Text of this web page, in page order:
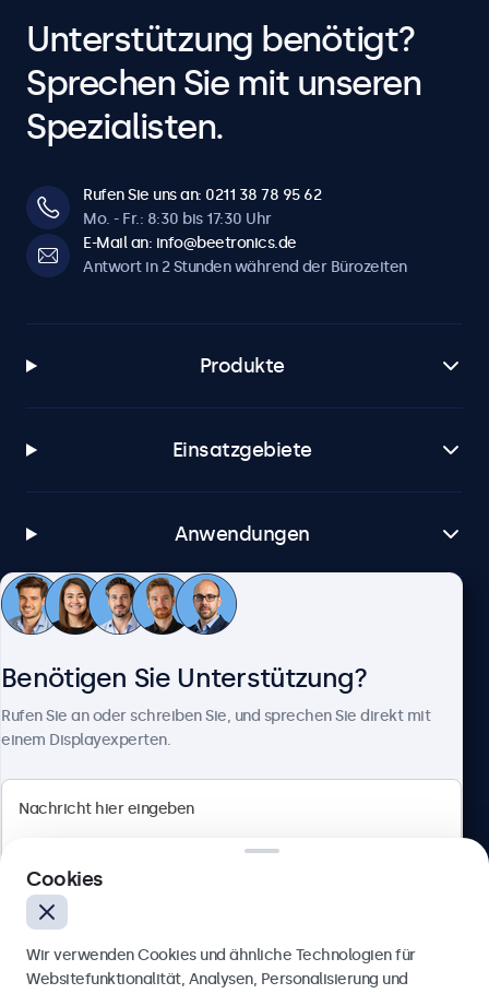
Unterstützung benötigt?
Sprechen Sie mit unseren
Spezialisten.
Rufen Sie uns an: 0211 38 78 95 62
Mo. - Fr.: 8:30 bis 17:30 Uhr
E-Mail an: info@beetronics.de
Antwort in 2 Stunden während der Bürozeiten
Produkte
Einsatzgebiete
Anwendungen
Kundenservice
Berliner Allee 59, 40212 Düsseldorf, Deutschland
Deutsch
Benötigen Sie Unterstützung?
Rufen Sie an oder schreiben Sie, und sprechen Sie direkt mit
einem Displayexperten.
Cookies
Wir verwenden Cookies und ähnliche Technologien für
Websitefunktionalität, Analysen, Personalisierung und